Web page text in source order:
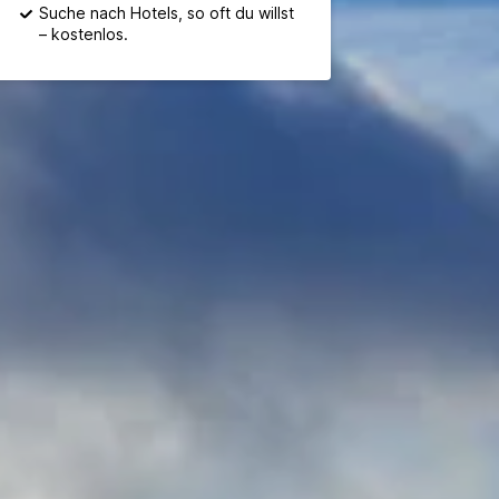
Suche nach Hotels, so oft du willst
– kostenlos.